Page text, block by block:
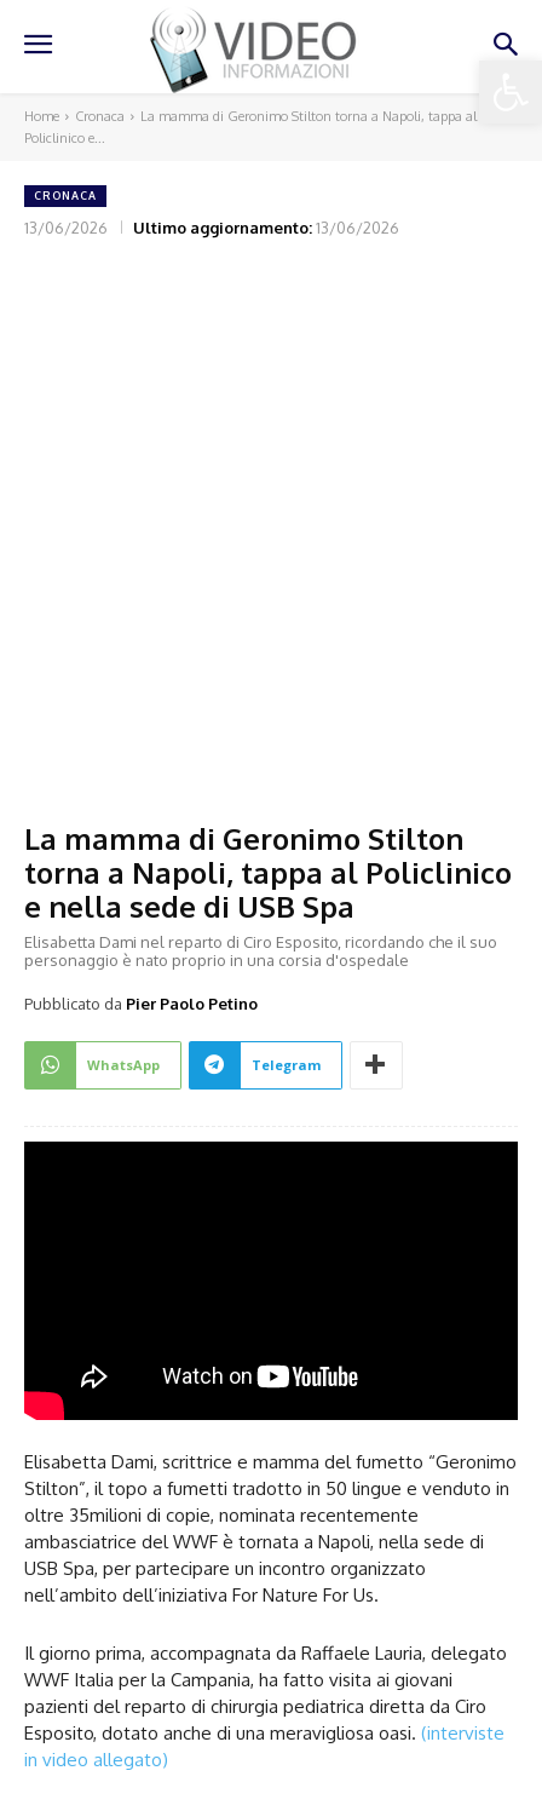
Home Cronaca
La mamma di Geronimo Stilton torna a Napoli, tappa al
Policlinico e...
CRONACA
13/06/2026 Ultimo aggiornamento:13/06/2026
La mamma di Geronimo Stilton
torna a Napoli, tappa al Policlinico
e nella sede di USB Spa
Elisabetta Dami nel reparto di Ciro Esposito, ricordando che il suo
personaggio è nato proprio in una corsia d'ospedale
Pubblicato da Pier Paolo Petino
WhatsApp Telegram
Elisabetta Dami, scrittrice e mamma del fumetto “Geronimo
Stilton”, il topo a fumetti tradotto in 50 lingue e venduto in
oltre 35milioni di copie, nominata recentemente
ambasciatrice del WWF è tornata a Napoli, nella sede di
USB Spa, per partecipare un incontro organizzato
nell’ambito dell’iniziativa For Nature For Us.
Il giorno prima, accompagnata da Raffaele Lauria, delegato
WWF Italia per la Campania, ha fatto visita ai giovani
pazienti del reparto di chirurgia pediatrica diretta da Ciro
Esposito, dotato anche di una meravigliosa oasi. (interviste
in video allegato)